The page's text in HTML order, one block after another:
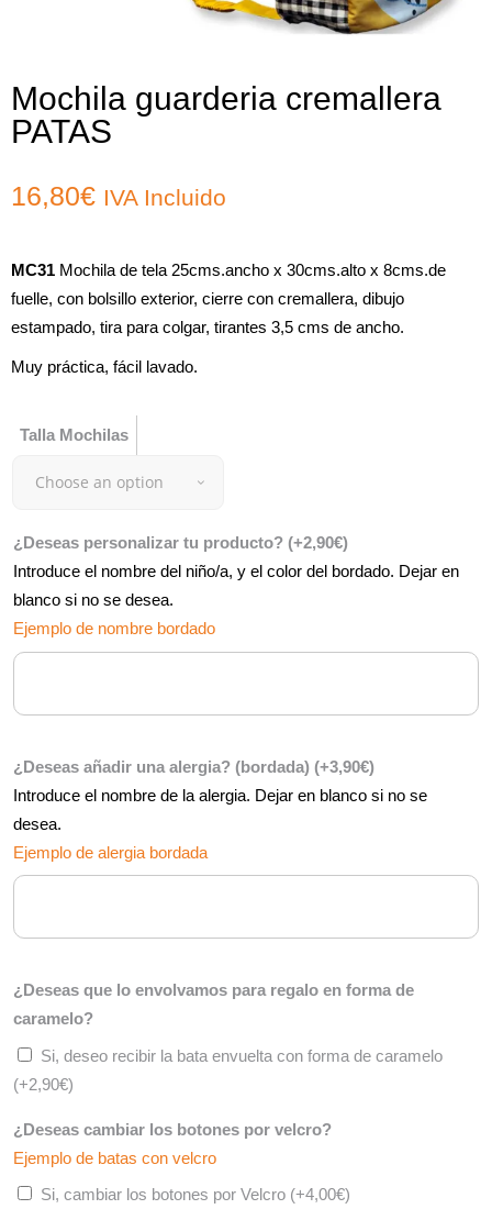
Mochila guarderia cremallera
PATAS
16,80€ IVA Incluido
MC31 Mochila de tela 25cms.ancho x 30cms.alto x 8cms.de
fuelle, con bolsillo exterior, cierre con cremallera, dibujo
estampado, tira para colgar, tirantes 3,5 cms de ancho.
Muy práctica, fácil lavado.
Talla Mochilas
Choose an option
¿Deseas personalizar tu producto? (+2,90€)
Introduce el nombre del niño/a, y el color del bordado. Dejar en
blanco si no se desea.
Ejemplo de nombre bordado
¿Deseas añadir una alergia? (bordada) (+3,90€)
Introduce el nombre de la alergia. Dejar en blanco si no se
desea.
Ejemplo de alergia bordada
¿Deseas que lo envolvamos para regalo en forma de
caramelo?
Si, deseo recibir la bata envuelta con forma de caramelo
(+2,90€)
¿Deseas cambiar los botones por velcro?
Ejemplo de batas con velcro
Si, cambiar los botones por Velcro (+4,00€)